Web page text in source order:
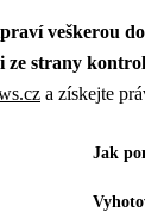
veškerou
ze strany
a získejte
Jak